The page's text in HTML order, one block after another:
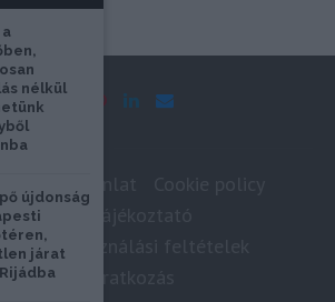
tájékoztató
felhasználási feltételek
Hírlevél feliratkozás
nélkül
újdonság
járat